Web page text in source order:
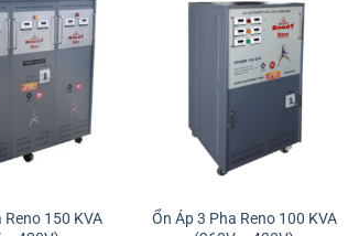
Reno 150 KVA
Ổn Áp 3 Pha Reno 100 KVA